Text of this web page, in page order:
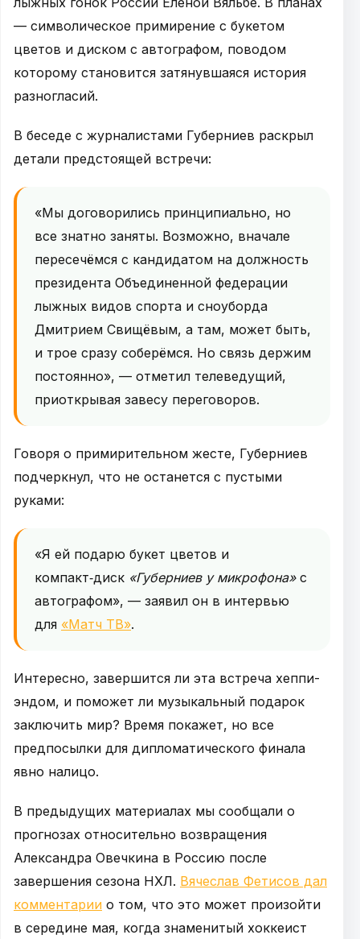
— символическое примирение с букетом
цветов и диском с автографом, поводом
которому становится затянувшаяся история
разногласий.
В беседе с журналистами Губерниев раскрыл
детали предстоящей встречи:
«Мы договорились принципиально, но
все знатно заняты. Возможно, вначале
пересечёмся с кандидатом на должность
президента Объединенной федерации
лыжных видов спорта и сноуборда
Дмитрием Свищёвым, а там, может быть,
и трое сразу соберёмся. Но связь держим
постоянно», — отметил телеведущий,
приоткрывая завесу переговоров.
Говоря о примирительном жесте, Губерниев
подчеркнул, что не останется с пустыми
руками:
«Я ей подарю букет цветов и
компакт‑диск «Губерниев у микрофона»с
автографом», — заявил он в интервью
для «Матч ТВ».
Интересно, завершится ли эта встреча хеппи-
эндом, и поможет ли музыкальный подарок
заключить мир? Время покажет, но все
предпосылки для дипломатического финала
явно налицо.
В предыдущих материалах мы сообщали о
прогнозах относительно возвращения
Александра Овечкина в Россию после
завершения сезона НХЛ. Вячеслав Фетисов дал
комментарии о том, что это может произойти
в середине мая, когда знаменитый хоккеист